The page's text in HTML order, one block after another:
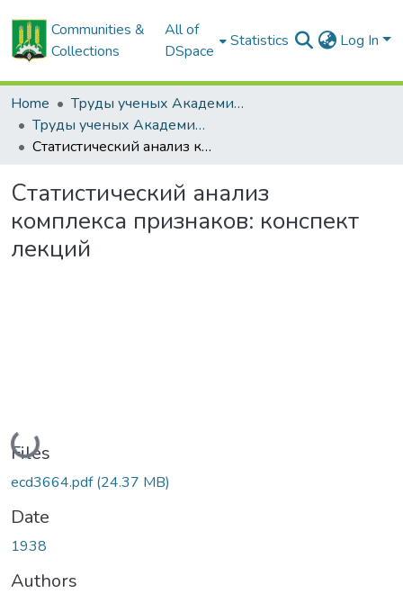
Communities &
Collections
All of
DSpace
Statistics Log In
Home
Труды ученых Академии (1855-1971)
Труды ученых Академии (1855-1971)
Статистический анализ комплекса признаков: конспект лекций
Статистический анализ
комплекса признаков: конспект
лекций
Loading...
Files
ecd3664.pdf(24.37 MB)
Date
1938
Authors